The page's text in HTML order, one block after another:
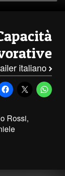
italiano
Rossi,